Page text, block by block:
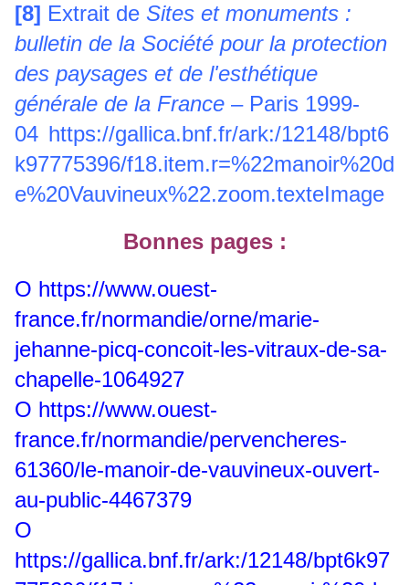
[8] Extrait de Sites et monuments :
bulletin de la Société pour la protection
des paysages et de l'esthétique
générale de la France – Paris 1999-
04 https://gallica.bnf.fr/ark:/12148/bpt6
k97775396/f18.item.r=%22manoir%20d
e%20Vauvineux%22.zoom.texteImage
Bonnes pages :
O https://www.ouest-
france.fr/normandie/orne/marie-
jehanne-picq-concoit-les-vitraux-de-sa-
chapelle-1064927
O https://www.ouest-
france.fr/normandie/pervencheres-
61360/le-manoir-de-vauvineux-ouvert-
au-public-4467379
O
https://gallica.bnf.fr/ark:/12148/bpt6k97